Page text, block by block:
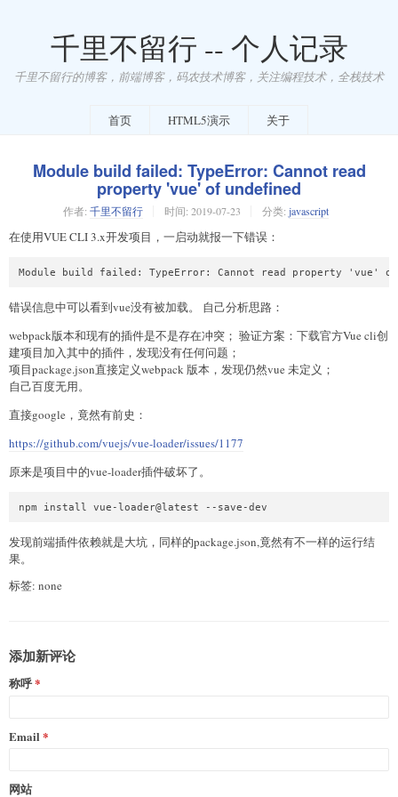
千里不留行 -- 个人记录
千里不留行的博客，前端博客，码农技术博客，关注编程技术，全栈技术
首页 HTML5演示 关于
Module build failed: TypeError: Cannot read
property 'vue' of undefined
作者: 千里不留行 时间: 2019-07-23 分类: javascript
在使用VUE CLI 3.x开发项目，一启动就报一下错误：
错误信息中可以看到vue没有被加载。 自己分析思路：
webpack版本和现有的插件是不是存在冲突； 验证方案：下载官方Vue cli创
建项目加入其中的插件，发现没有任何问题；
项目package.json直接定义webpack 版本，发现仍然vue 未定义；
自己百度无用。
直接google，竟然有前史：
https://github.com/vuejs/vue-loader/issues/1177
原来是项目中的vue-loader插件破坏了。
发现前端插件依赖就是大坑，同样的package.json,竟然有不一样的运行结
果。
标签: none
添加新评论
称呼
Email
网站